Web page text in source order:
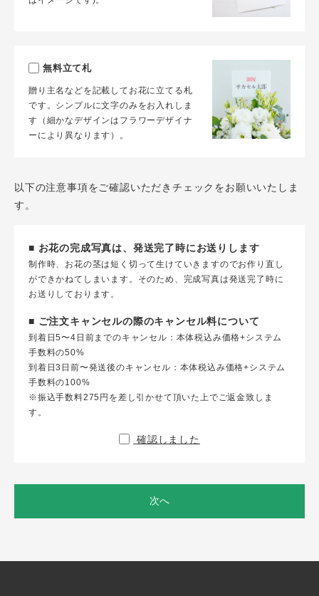
無料立て札
贈り主名などを記載してお花に立てる札
です。シンプルに文字のみをお入れしま
す（細かなデザインはフラワーデザイナ
ーにより異なります）。
以下の注意事項をご確認いただきチェックをお願いいたしま
す。
■ お花の完成写真は、発送完了時にお送りします
制作時、お花の茎は短く切って生けていきますのでお作り直し
ができかねてしまいます。そのため、完成写真は発送完了時に
お送りしております。
■ ご注文キャンセルの際のキャンセル料について
到着日5〜4日前までのキャンセル：本体税込み価格+システム
手数料の50%
到着日3日前〜発送後のキャンセル：本体税込み価格+システム
手数料の100%
※振込手数料275円を差し引かせて頂いた上でご返金致しま
す。
確認しました
次へ